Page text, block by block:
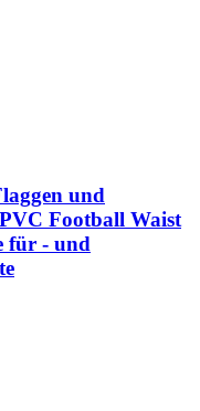
und
Football Waist
für - und